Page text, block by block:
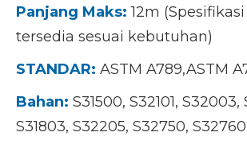
Panjang Maks:12m
tersedia sesuai kebutuhan)
STANDAR: ASTM A789,ASTM
Bahan: S31500, S32101, S32003,
S31803, S32205, S32750, S32760